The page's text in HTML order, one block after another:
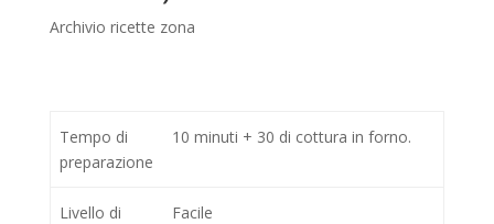
Archivio ricette zona
Tempo di
preparazione
10 minuti + 30 di cottura in forno.
Livello di
Facile